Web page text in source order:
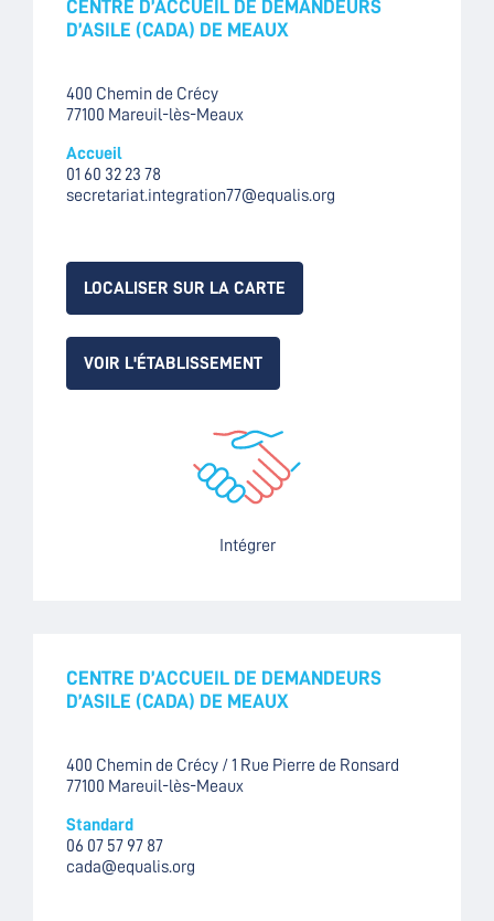
CENTRE D’ACCUEIL DE DEMANDEURS
D’ASILE (CADA) DE MEAUX
400 Chemin de Crécy
77100 Mareuil-lès-Meaux
Accueil
01 60 32 23 78
secretariat.integration77@equalis.org
LOCALISER SUR LA CARTE
VOIR L'ÉTABLISSEMENT
Intégrer
CENTRE D’ACCUEIL DE DEMANDEURS
D’ASILE (CADA) DE MEAUX
400 Chemin de Crécy / 1 Rue Pierre de Ronsard
77100 Mareuil-lès-Meaux
Standard
06 07 57 97 87
cada@equalis.org